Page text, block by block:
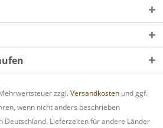
zzgl. Versandkosten und ggf.
wenn nicht anders beschrieben
Lieferzeiten für andere Länder